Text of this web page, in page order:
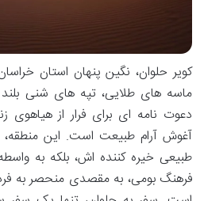
کویر حلوان، نگین پنهان استان
ماسه های طلایی، تپه های شنی
دعوت نامه ای برای فرار از هیاهوی
آغوش آرام طبیعت است. این منطقه،
طبیعی خیره کننده اش، بلکه به
فرهنگ بومی، به مقصدی منحصر به